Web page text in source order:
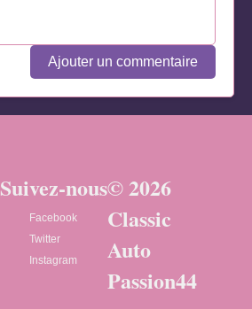
Ajouter un commentaire
Suivez-nous
Facebook
Twitter
Instagram
© 2026
Classic
Auto
Passion44